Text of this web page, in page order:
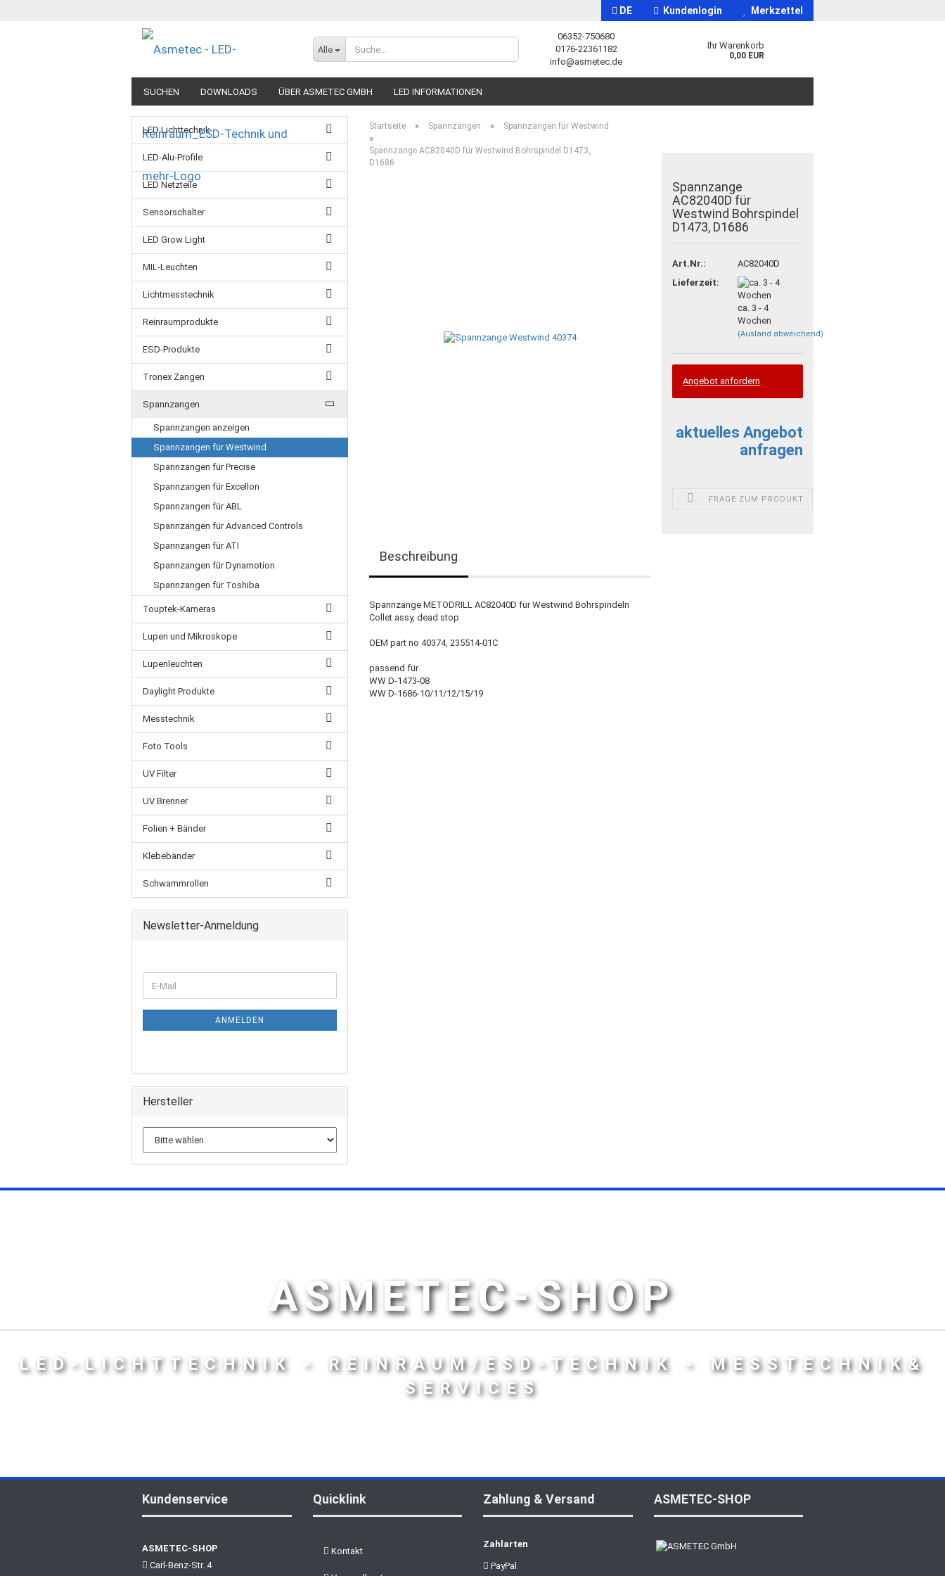
DE
Sprache auswählen
Kundenlogin Merkzettel
Alle
06352-750680
0176-22361182
info@asmetec.de
Ihr Warenkorb
0,00 EUR
SUCHEN DOWNLOADS ÜBER ASMETEC GMBH LED INFORMATIONEN
Startseite » Spannzangen » Spannzangen für Westwind
»
Spannzange AC82040D für Westwind Bohrspindel D1473,
D1686
Spannzange
AC82040D für
Westwind Bohrspindel
D1473, D1686
Art.Nr.:
AC82040D
Lieferzeit:
ca. 3 - 4
Wochen
(Ausland abweichend)
Angebot anfordern
aktuelles Angebot
anfragen
FRAGE ZUM PRODUKT
Beschreibung
Spannzange METODRILL AC82040D für Westwind Bohrspindeln
Collet assy, dead stop
OEM part no 40374, 235514-01C
passend für
WW D-1473-08
WW D-1686-10/11/12/15/19
LED Lichttechnik
LED-Alu-Profile
LED Netzteile
Sensorschalter
LED Grow Light
MIL-Leuchten
Lichtmesstechnik
Reinraumprodukte
ESD-Produkte
Tronex Zangen
Spannzangen
Spannzangen anzeigen
Spannzangen für Westwind
Spannzangen für Precise
Spannzangen für Excellon
Spannzangen für ABL
Spannzangen für Advanced Controls
Spannzangen für ATI
Spannzangen für Dynamotion
Spannzangen für Toshiba
Touptek-Kameras
Lupen und Mikroskope
Lupenleuchten
Daylight Produkte
Messtechnik
Foto Tools
UV Filter
UV Brenner
Folien + Bänder
Klebebänder
Schwammrollen
Newsletter-Anmeldung
ANMELDEN
Hersteller
ASMETEC-SHOP
LED-LICHTTECHNIK - REINRAUM/ESD-TECHNIK - MESSTECHNIK&
SERVICES
Kundenservice
ASMETEC-SHOP
Carl-Benz-Str. 4
Quicklink
Kontakt
Zahlung & Versand
Zahlarten
PayPal
ASMETEC-SHOP